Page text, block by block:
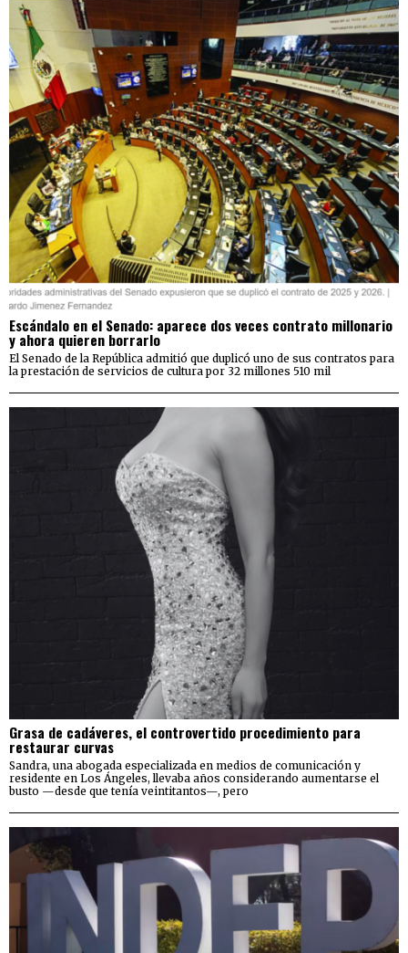
Escándalo en el Senado: aparece dos veces contrato millonario
y ahora quieren borrarlo
El Senado de la República admitió que duplicó uno de sus contratos para
la prestación de servicios de cultura por 32 millones 510 mil
Grasa de cadáveres, el controvertido procedimiento para
restaurar curvas
Sandra, una abogada especializada en medios de comunicación y
residente en Los Ángeles, llevaba años considerando aumentarse el
busto —desde que tenía veintitantos—, pero